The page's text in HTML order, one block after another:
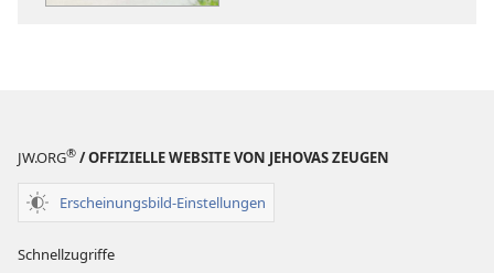
JW.ORG® / OFFIZIELLE WEBSITE VON JEHOVAS ZEUGEN
Erscheinungsbild-Einstellungen
Schnellzugriffe